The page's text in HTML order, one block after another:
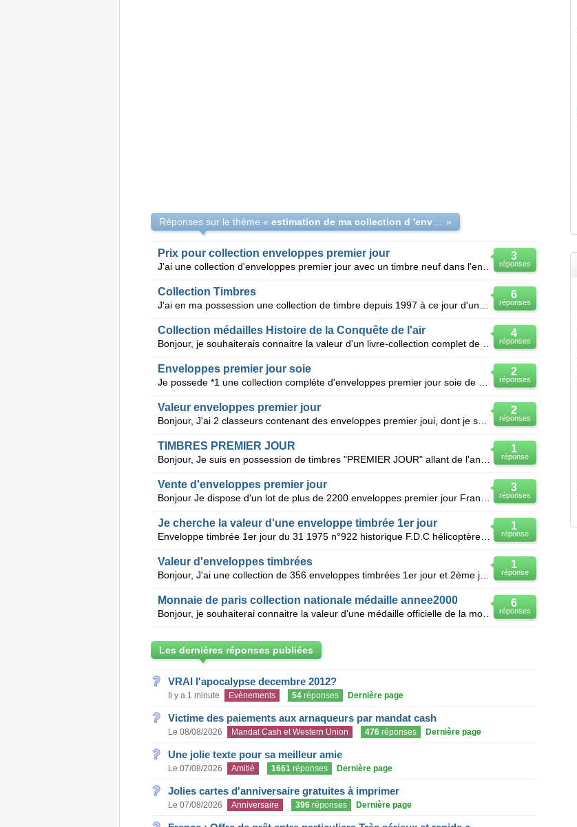
Réponses sur le thème « estimation de ma collection d 'enveloppes timbre-médaille »
3
réponses
Prix pour collection enveloppes premier jour
6
réponses
Collection Timbres
4
réponses
Collection médailles Histoire de la Conquête de l'air
2
réponses
Enveloppes premier jour soie
2
réponses
Valeur enveloppes premier jour
Bonjour, J'ai 2 classeurs contenant des enveloppes premier joui, dont je suis curieux d'avoir une
1
réponse
TIMBRES PREMIER JOUR
3
réponses
Vente d'enveloppes premier jour
1
réponse
Je cherche la valeur d'une enveloppe timbrée 1er jour
Enveloppe timbrée 1er jour du 31 1975 n°922 historique F.D.C hélicoptère GAZELLE et carte poli
1
réponse
Valeur d'enveloppes timbrées
Bonjour, J'ai une collection de 356 enveloppes timbrées 1er jour et 2ème jour neuves. Merci de m
6
réponses
Monnaie de paris collection nationale médaille annee2000
Bonjour, je souhaiterai connaitre la valeur d'une médaille officielle de la monnaie de paris collect
Les dernières réponses publiées
VRAI l'apocalypse decembre 2012?
Il y a 1 minute Evènements 54réponses Dernière page
Victime des paiements aux arnaqueurs par mandat cash
Le 08/08/2026 Mandat Cash et Western Union 476réponses Dernière page
Une jolie texte pour sa meilleur amie
Le 07/08/2026 Amitié 1661réponses Dernière page
Jolies cartes d'anniversaire gratuites à imprimer
Le 07/08/2026 Anniversaire 396réponses Dernière page